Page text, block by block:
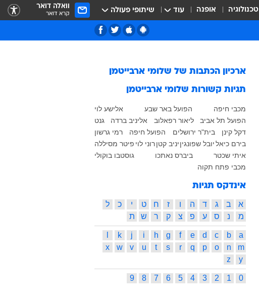
טכנולוגיה אופנה עוד שיתופי פעולה וואלה דואר
קרא דואר
ארכיון הכתבות של שלומי ארבייטמן
תגיות קשורות שלומי ארבייטמן
מכבי חיפה הפועל באר שבע
אלישע לוי
הפועל תל אביב
ליאור רפאלוב אליניב ברדה
גנט
דקל קינן
בית"ר ירושלים הפועל חיפה
רמי גרשון
בירם כיאליובל שפונגיןיניב קטן רוני לוי פיטר מסיללה
איתי שכטר
ביברס נאתכו
גוסטבו בוקולי
מכבי פתח תקוה
אינדקס תגיות
א ב ג ד ה ו ז ח ט י כ
ל
מ
נ ס ע פ צ ק ר ש ת
a
b
c
d
e
f
g
h
i
j
k
m
n
o
p
q
r
s
t
u
v
w
x
y
z
0
1
2
3
4
5
6
7
8
9